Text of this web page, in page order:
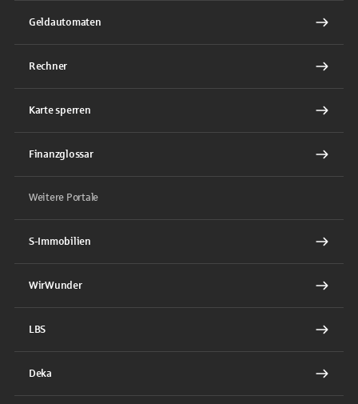
Geldautomaten
Rechner
Karte sperren
Finanzglossar
Weitere Portale
S-Immobilien
WirWunder
LBS
Deka